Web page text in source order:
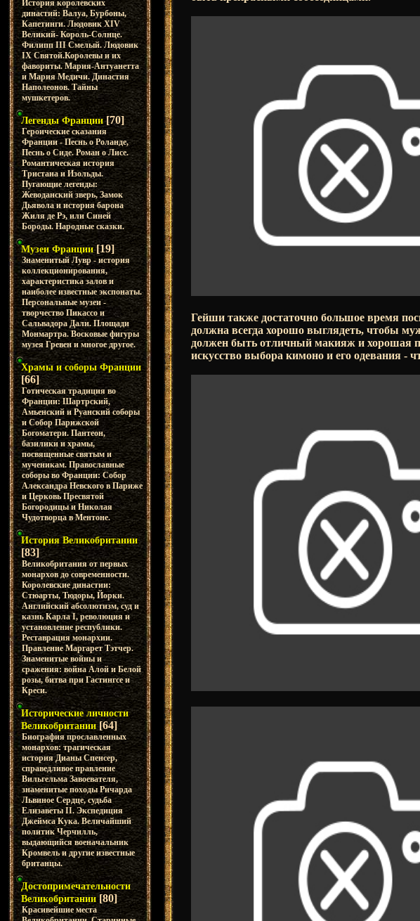
История королевских
династий: Валуа, Бурбоны,
Капетинги. Людовик XIV
Великий- Король-Солнце.
Филипп III Смелый. Людовик
IX Святой.Королевы и их
фавориты. Мария-Антуанетта
и Мария Медичи. Династия
Наполеонов. Тайны
мушкетеров.
Легенды Франции [70]
Героические сказания
Франции - Песнь о Роланде,
Песнь о Сиде. Роман о Лисе.
Романтическая история
Тристана и Изольды.
Пугающие легенды:
Жеводанский зверь, Замок
Дьявола и история барона
Жиля де Рэ, или Синей
Бороды. Народные сказки.
Музеи Франции [19]
Знаменитый Лувр - история
коллекционирования,
характеристика залов и
наиболее известные экспонаты.
Персональные музеи -
творчество Пикассо и
Сальвадора Дали. Площади
Монмартра. Восковые фигуры
музея Гревен и многое другое.
Храмы и соборы Франции
[66]
Готическая традиция во
Франции: Шартрский,
Амьенский и Руанский соборы
и Собор Парижской
Богоматери. Пантеон,
базилики и храмы,
посвященные святым и
мученикам. Православные
соборы во Франции: Собор
Александра Невского в Париже
и Церковь Пресвятой
Богородицы и Николая
Чудотворца в Ментоне.
История Великобритании
[83]
Великобритания от первых
монархов до современности.
Королевские династии:
Стюарты, Тюдоры, Йорки.
Английский абсолютизм, суд и
казнь Карла I, революция и
установление республики.
Реставрация монархии.
Правление Маргарет Тэтчер.
Знаменитые войны и
сражения: война Алой и Белой
розы, битва при Гастингсе и
Креси.
Исторические личности
Великобритании [64]
Биография прославленных
монархов: трагическая
история Дианы Спенсер,
справедливое правление
Вильгельма Завоевателя,
знаменитые походы Ричарда
Львиное Сердце, судьба
Елизаветы II. Экспедиция
Джеймса Кука. Величайший
политик Черчилль,
выдающийся военачальник
Кромвель и другие известные
британцы.
Достопримечательности
Великобритании [80]
Красивейшие места
Гейши также достаточно большое время
должна всегда хорошо выглядеть, чтобы
должен быть отличный макияж и хорошая
искусство выбора кимоно и его одевания -